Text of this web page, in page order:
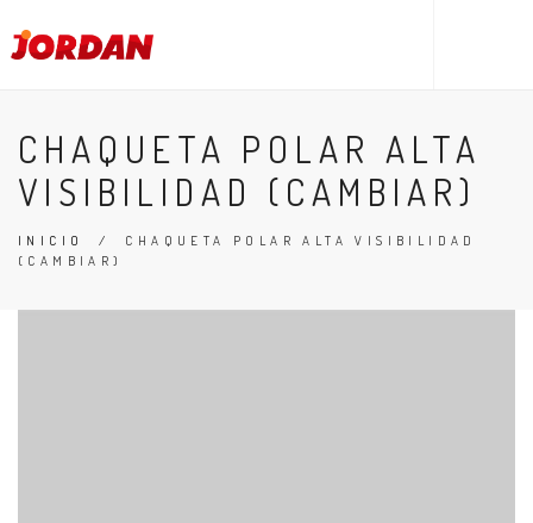
CHAQUETA POLAR ALTA
VISIBILIDAD (CAMBIAR)
INICIO / CHAQUETA POLAR ALTA VISIBILIDAD
(CAMBIAR)